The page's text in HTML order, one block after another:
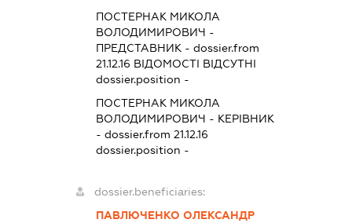
ПОСТЕРНАК МИКОЛА
ВОЛОДИМИРОВИЧ -
ПРЕДСТАВНИК - dossier.from
21.12.16 ВІДОМОСТІ ВІДСУТНІ
dossier.position -
ПОСТЕРНАК МИКОЛА
ВОЛОДИМИРОВИЧ - КЕРІВНИК
- dossier.from 21.12.16
dossier.position -
dossier.beneficiaries:
ПАВЛЮЧЕНКО ОЛЕКСАНДР